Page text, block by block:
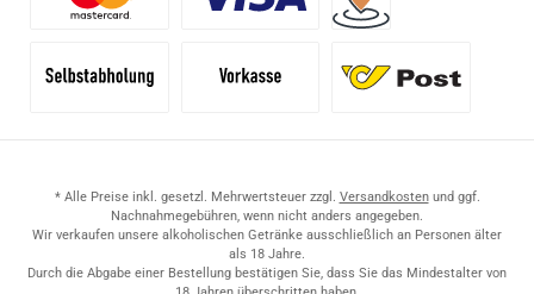
* Alle Preise inkl. gesetzl. Mehrwertsteuer zzgl. Versandkostenund ggf.
Nachnahmegebühren, wenn nicht anders angegeben.
Wir verkaufen unsere alkoholischen Getränke ausschließlich an Personen älter
als 18 Jahre.
Durch die Abgabe einer Bestellung bestätigen Sie, dass Sie das Mindestalter von